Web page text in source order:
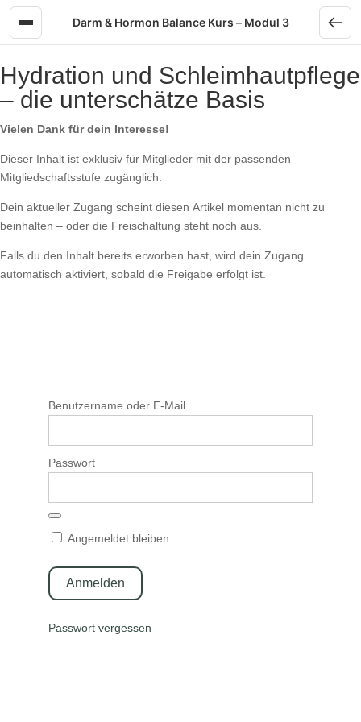
Skip to content
Hydration und Schleimhautpflege
– die unterschätze Basis
Vielen Dank für dein Interesse!
Dieser Inhalt ist exklusiv für Mitglieder mit der passenden
Mitgliedschaftsstufe zugänglich.
Dein aktueller Zugang scheint diesen Artikel momentan nicht zu
beinhalten – oder die Freischaltung steht noch aus.
Falls du den Inhalt bereits erworben hast, wird dein Zugang
automatisch aktiviert, sobald die Freigabe erfolgt ist.
Benutzername oder E-Mail
Passwort
Angemeldet bleiben
Passwort vergessen
Darm & Hormon Balance Kurs – Modul 3